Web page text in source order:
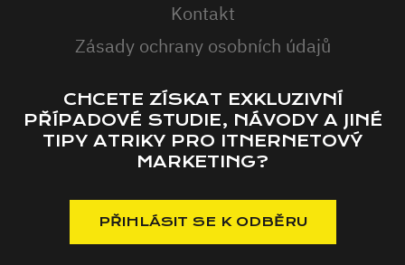
Kontakt
Zásady ochrany osobních údajů
CHCETE ZÍSKAT EXKLUZIVNÍ
PŘÍPADOVÉ STUDIE, NÁVODY A JINÉ
TIPY ATRIKY PRO ITNERNETOVÝ
MARKETING?